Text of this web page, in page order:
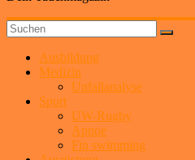
Ausbildung
Medizin
Unfallanalyse
Sport
UW-Rugby
Apnoe
Fin swimming